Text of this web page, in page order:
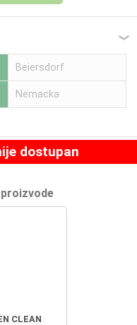
❮
Beiersdorf
Nemacka
dostupan
CLEAN